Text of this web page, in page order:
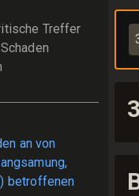
Treffer
an von
betroffenen